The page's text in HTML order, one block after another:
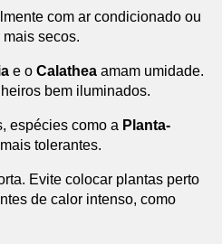
com ar condicionado ou
secos.
e o Calathea amam umidade.
bem iluminados.
espécies como a Planta-
tolerantes.
Evite colocar plantas perto
de calor intenso, como